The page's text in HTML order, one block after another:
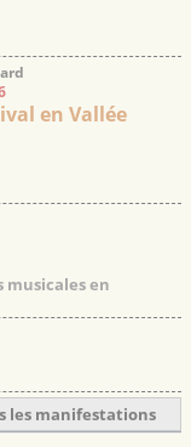
en Vallée
en
les manifestations